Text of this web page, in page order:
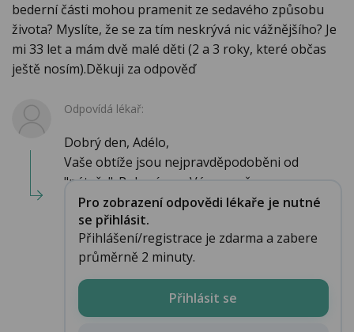
bederní části mohou pramenit ze sedavého způsobu
života? Myslíte, že se za tím neskrývá nic vážnějšího? Je
mi 33 let a mám dvě malé děti (2 a 3 roky, které občas
ještě nosím).Děkuji za odpověď
Odpovídá lékař:
Dobrý den, Adélo,
Vaše obtíže jsou nejpravděpodoběni od
"páteře". Pokusím se Vám vysvě...
Pro zobrazení odpovědi lékaře je nutné
se přihlásit.
Přihlášení/registrace je zdarma a zabere
průměrně 2 minuty.
Přihlásit se